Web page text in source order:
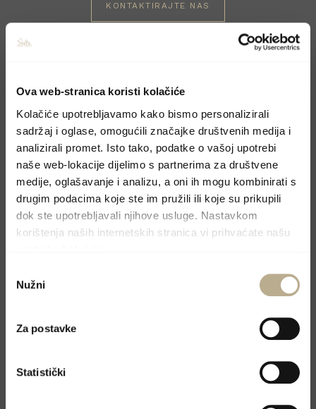
Ova web-stranica koristi kolačiće
Kolačiće upotrebljavamo kako bismo personalizirali
sadržaj i oglase, omogućili značajke društvenih medija i
analizirali promet. Isto tako, podatke o vašoj upotrebi
naše web-lokacije dijelimo s partnerima za društvene
medije, oglašavanje i analizu, a oni ih mogu kombinirati s
drugim podacima koje ste im pružili ili koje su prikupili
dok ste upotrebljavali njihove usluge. Nastavkom
korištenja naših internetskih stranica vi prihvaćate našu
pristanka
Nužni
Za postavke
Statistički
KONTAKTIRAJTE NAS
Rezervirajte boravak
Molimo, pošaljite upit preko kontakt forme i
odgovorit ćemo u najskorijem mogućem
roku.